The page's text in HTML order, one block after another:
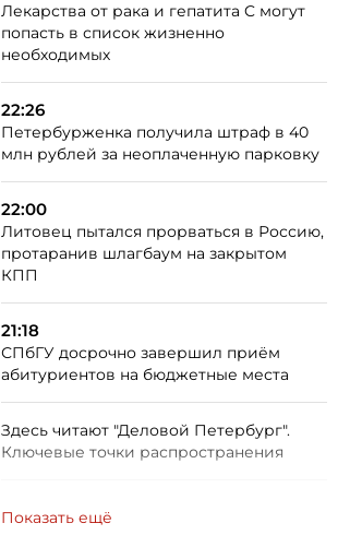
Лекарства от рака и гепатита C могут
попасть в список жизненно
необходимых
22:26
Петербурженка получила штраф в 40
млн рублей за неоплаченную парковку
22:00
Литовец пытался прорваться в Россию,
протаранив шлагбаум на закрытом
КПП
21:18
СПбГУ досрочно завершил приём
абитуриентов на бюджетные места
Здесь читают "Деловой Петербург".
Ключевые точки распространения
Показать ещё